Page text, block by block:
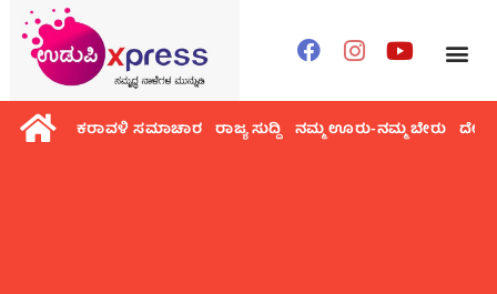
ಕರಾವಳಿ ಸಮಾಚಾರ ರಾಜ್ಯ ಸುದ್ದಿ ನಮ್ಮ ಊರು-ನಮ್ಮ ಬೇರು ದೇಶ